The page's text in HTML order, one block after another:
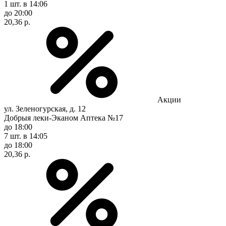
1 шт. в 14:06
до 20:00
20,36 р.
Акции
ул. Зеленогурская, д. 12
Добрыя леки-Эканом Аптека №17
до 18:00
7 шт. в 14:05
до 18:00
20,36 р.